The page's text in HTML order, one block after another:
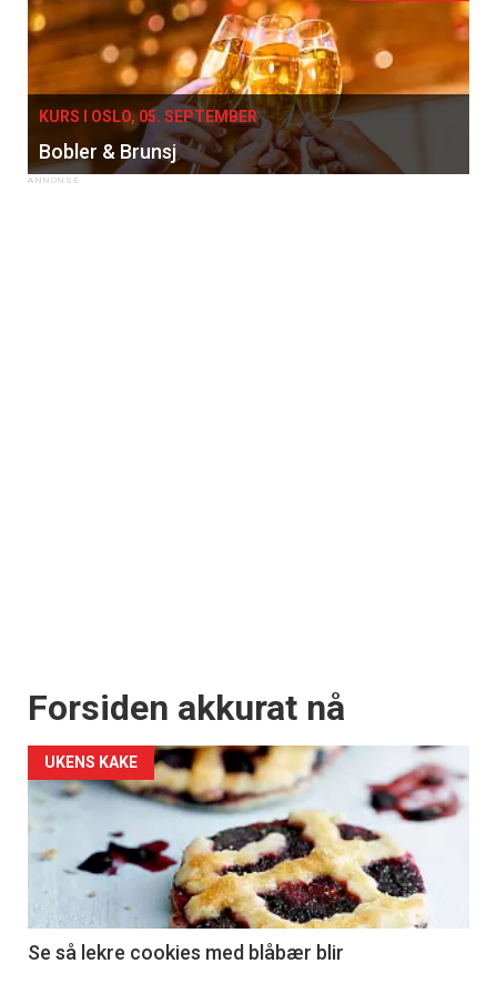
KURS I OSLO, 05. SEPTEMBER
Bobler & Brunsj
Forsiden akkurat nå
UKENS KAKE
Se så lekre cookies med blåbær blir